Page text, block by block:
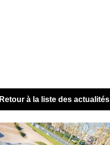
Retour à la liste des actualités